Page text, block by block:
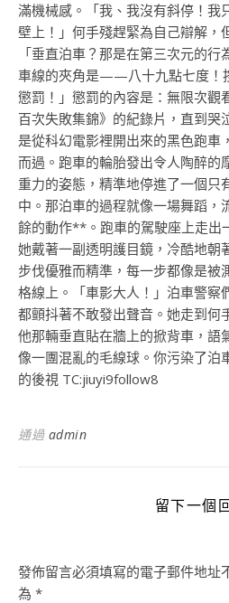
滿機械感。「我、我沒有斜停！我
壁上！」何手殘趕緊為自己辯解，
「垂直泊車？那是在第三次元的
車線的夾角是——八十九點七度！
懲罰！」懲罰的內容是：無限次
百次失敗集錦》的紀錄片，直到哭
是從科幻電影裡開出來的黑色跑車
而過。跑車的輪胎發出令人陶醉的
重力的姿態，精準地停進了一個只
中。那泊車的過程就像一場舞蹈，
餘的動作**。跑車的駕駛座上走出
她戴著一副透明護目鏡，冷酷地朝
步伐優雅而精準，每一步都像是被
格線上。「車影大人！」泊車警察
都顫抖著不敢發出聲音。她走到何
他那輛垂直貼在牆上的掀背車，語
像一團混亂的毛線球。你污染了泊
的後視 TC:jiuyi9follow8
通過 admin
留下一個
發佈留言必須填寫的電子郵件地址
為 *